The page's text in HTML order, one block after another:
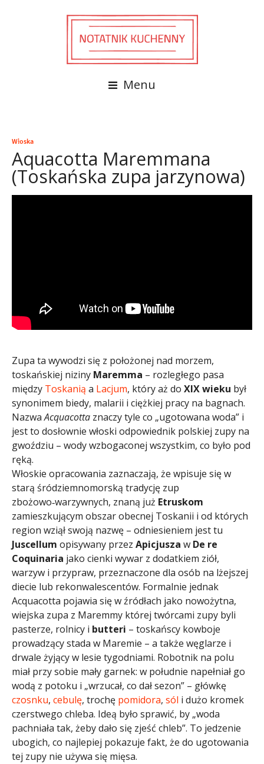
Menu
Włoska
Aquacotta Maremmana
(Toskańska zupa jarzynowa)
Zupa ta wywodzi się z położonej nad morzem,
toskańskiej niziny Maremma – rozległego pasa
między Toskanią a Lacjum, który aż do XIX wieku był
synonimem biedy, malarii i ciężkiej pracy na bagnach.
NazwaAcquacotta znaczy tyle co „ugotowana woda” i
jest to dosłownie włoski odpowiednik polskiej zupy na
gwoździu – wody wzbogaconej wszystkim, co było pod
ręką.
Włoskie opracowania zaznaczają, że wpisuje się w
starą śródziemnomorską tradycję zup
zbożowo‑warzywnych, znaną już Etruskom
zamieszkującym obszar obecnej Toskanii i od których
region wziął swoją nazwę – odniesieniem jest tu
Juscellum opisywany przez Apicjusza w De re
Coquinaria jako cienki wywar z dodatkiem ziół,
warzyw i przypraw, przeznaczone dla osób na lżejszej
diecie lub rekonwalescentów. Formalnie jednak
Acquacotta pojawia się w źródłach jako nowożytna,
wiejska zupa z Maremmy której twórcami zupy byli
pasterze, rolnicy i butteri – toskańscy kowboje
prowadzący stada w Maremie – a także węglarze i
drwale żyjący w lesie tygodniami. Robotnik na polu
miał przy sobie mały garnek: w południe napełniał go
wodą z potoku i „wrzucał, co dał sezon” – główkę
czosnku, cebulę, trochę pomidora, sól i dużo kromek
czerstwego chleba. Ideą było sprawić, by „woda
pachniała tak, żeby dało się zjeść chleb”. To jedzenie
ubogich, co najlepiej pokazuje fakt, że do ugotowania
tej zupy nie używa się mięsa.